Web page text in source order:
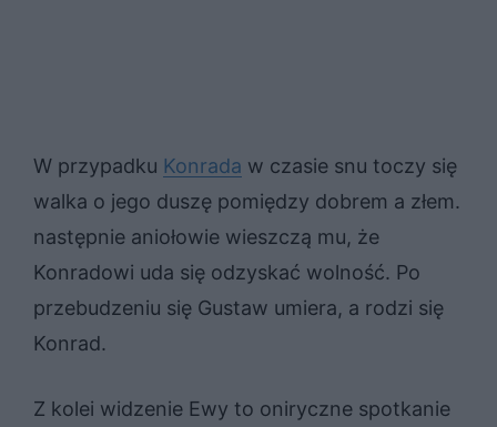
W przypadku Konrada w czasie snu toczy się
walka o jego duszę pomiędzy dobrem a złem.
następnie aniołowie wieszczą mu, że
Konradowi uda się odzyskać wolność. Po
przebudzeniu się Gustaw umiera, a rodzi się
Konrad.
Z kolei widzenie Ewy to oniryczne spotkanie